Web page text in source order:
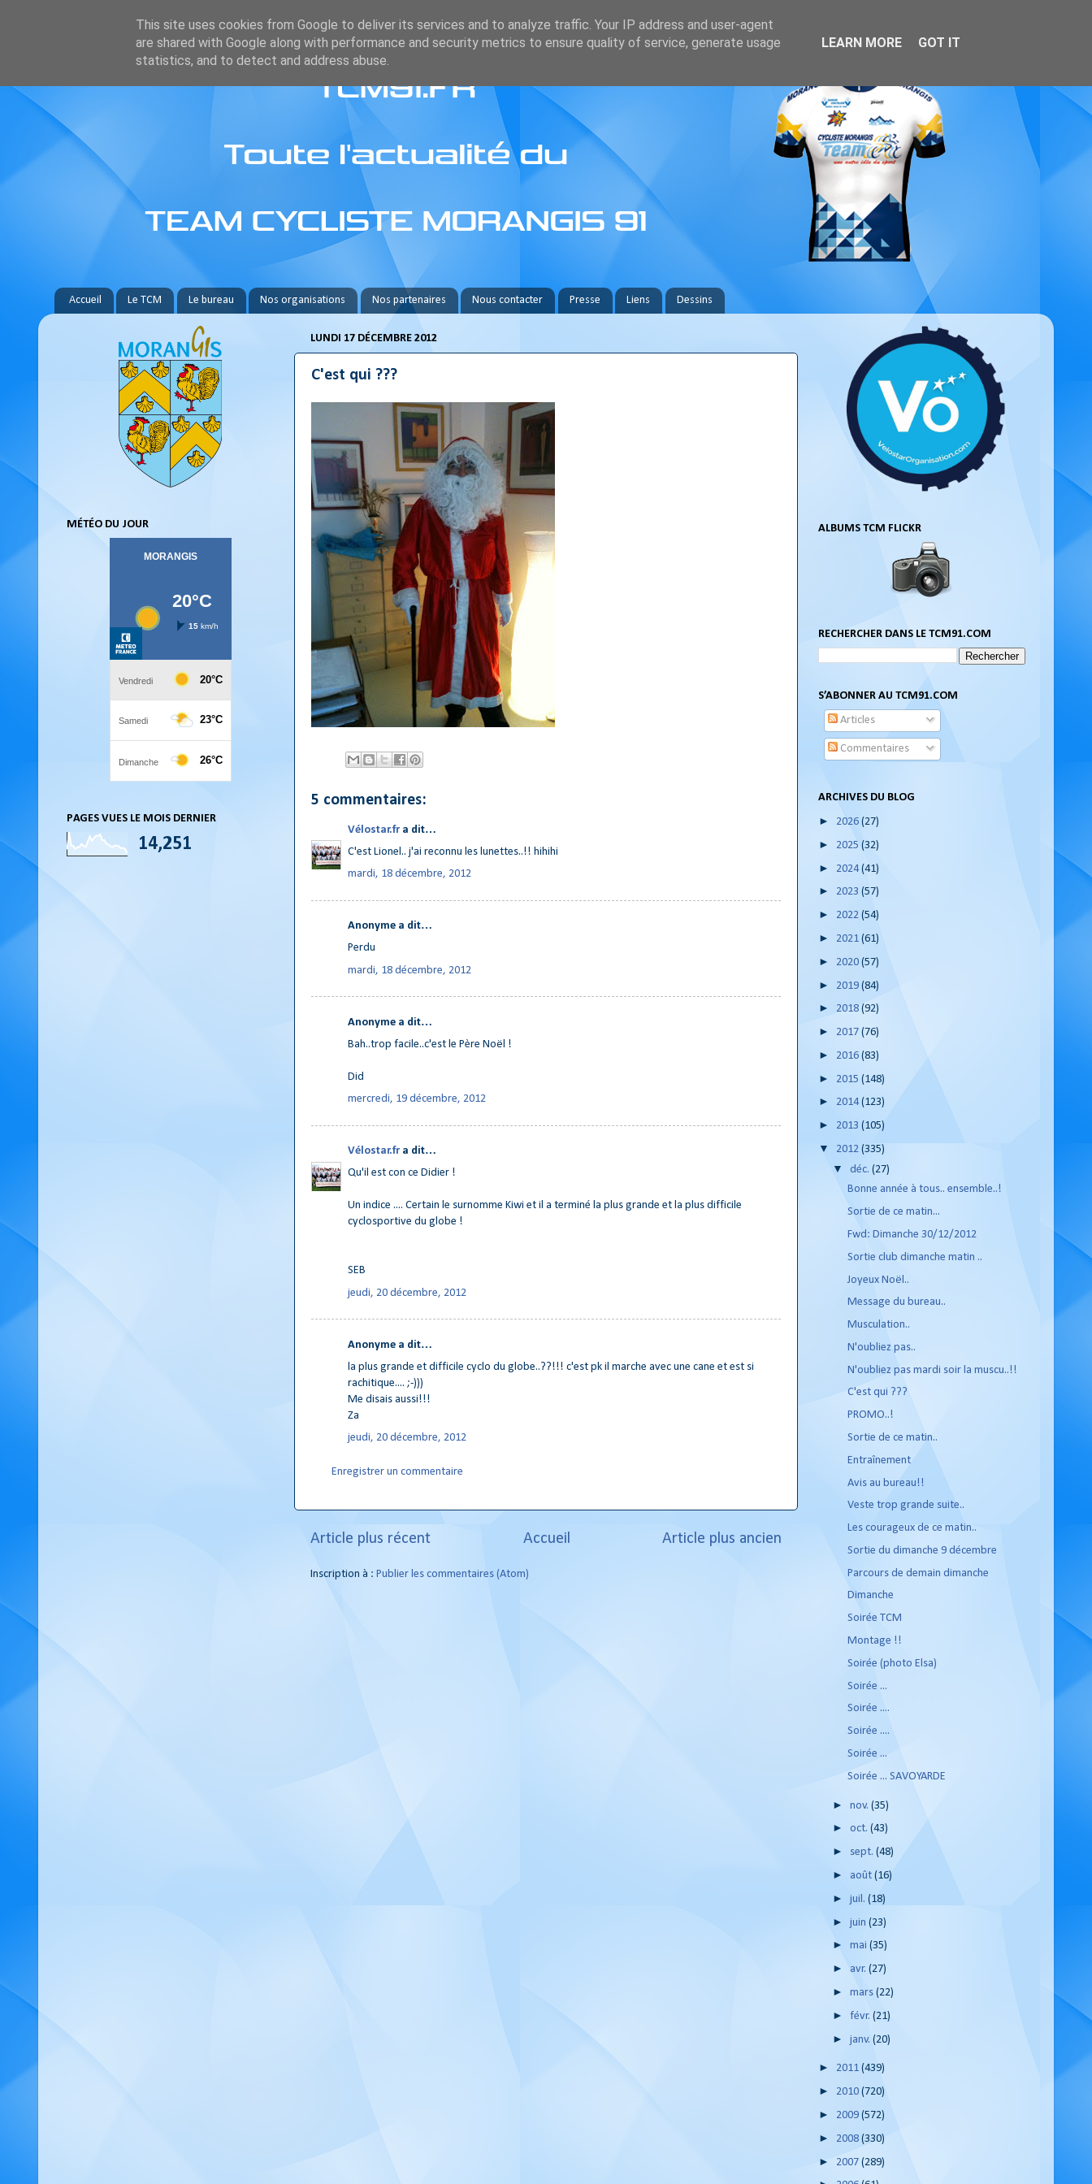
Accueil Le TCM Le bureau Nos organisations Nos partenaires Nous contacter Presse Liens Dessins
LUNDI 17 DÉCEMBRE 2012
C'est qui ???
5 commentaires:
Vélostar.fr a dit…
C'est Lionel.. j'ai reconnu les lunettes..!! hihihi
mardi, 18 décembre, 2012
Anonyme a dit…
Perdu
mardi, 18 décembre, 2012
Anonyme a dit…
Bah..trop facile..c'est le Père Noël !
Did
mercredi, 19 décembre, 2012
Vélostar.fr a dit…
Qu'il est con ce Didier !
Un indice .... Certain le surnomme Kiwi et il a terminé la plus grande et la plus difficile
cyclosportive du globe !
SEB
jeudi, 20 décembre, 2012
Anonyme a dit…
la plus grande et difficile cyclo du globe..??!!! c'est pk il marche avec une cane et est si
rachitique.... ;-)))
Me disais aussi!!!
Za
jeudi, 20 décembre, 2012
Enregistrer un commentaire
Article plus récent Article plus ancien
Accueil
Inscription à : Publier les commentaires (Atom)
MÉTÉO DU JOUR
PAGES VUES LE MOIS DERNIER
14,251
ALBUMS TCM FLICKR
RECHERCHER DANS LE TCM91.COM
S’ABONNER AU TCM91.COM
Articles
Commentaires
ARCHIVES DU BLOG
► 2026 (27)
► 2025 (32)
► 2024(41)
► 2023 (57)
► 2022 (54)
► 2021 (61)
► 2020 (57)
► 2019 (84)
► 2018 (92)
► 2017 (76)
► 2016 (83)
► 2015 (148)
► 2014(123)
► 2013 (105)
▼ 2012 (335)
▼déc.(27)
Bonne année à tous.. ensemble..!
Sortie de ce matin...
Fwd: Dimanche 30/12/2012
Sortie club dimanche matin ..
Joyeux Noël..
Message du bureau..
Musculation..
N'oubliez pas..
N'oubliez pas mardi soir la muscu..!!
C'est qui ???
PROMO..!
Sortie de ce matin..
Entraînement
Avis au bureau!!
Veste trop grande suite..
Les courageux de ce matin..
Sortie du dimanche 9 décembre
Parcours de demain dimanche
Dimanche
Soirée TCM
Montage !!
Soirée (photo Elsa)
Soirée ...
Soirée ....
Soirée ....
Soirée ...
Soirée ... SAVOYARDE
►nov.(35)
►oct.(43)
► sept.(48)
► août(16)
►juil.(18)
►juin(23)
►mai(35)
► avr.(27)
►mars(22)
►févr.(21)
►janv.(20)
► 2011 (439)
► 2010 (720)
► 2009 (572)
► 2008 (330)
► 2007 (289)
This site uses cookies from Google to deliver its services and to analyze traffic. Your IP address and user-agent
are shared with Google along with performance and security metrics to ensure quality of service, generate usage
statistics, and to detect and address abuse.
LEARN MORE GOT IT